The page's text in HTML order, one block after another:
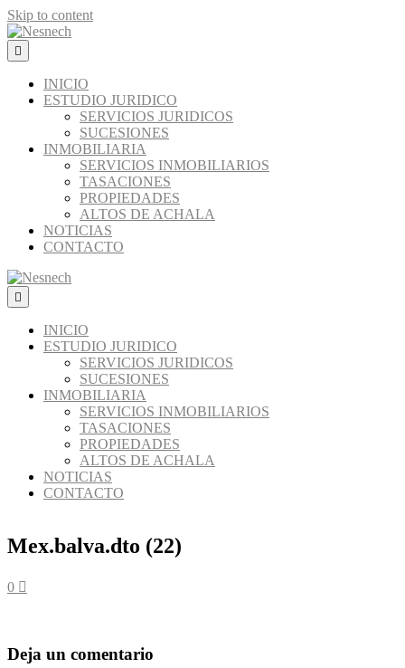
Skip to content
INICIO
ESTUDIO JURIDICO
SERVICIOS JURIDICOS
SUCESIONES
INMOBILIARIA
SERVICIOS INMOBILIARIOS
TASACIONES
PROPIEDADES
ALTOS DE ACHALA
NOTICIAS
CONTACTO
INICIO
ESTUDIO JURIDICO
SERVICIOS JURIDICOS
SUCESIONES
INMOBILIARIA
SERVICIOS INMOBILIARIOS
TASACIONES
PROPIEDADES
ALTOS DE ACHALA
NOTICIAS
CONTACTO
Mex.balva.dto (22)
0
Deja un comentario